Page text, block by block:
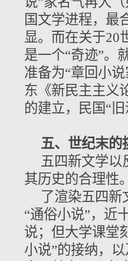
国文学进程，最
显。而在关于20
是一个“奇迹”。
准备为“章回小
东《新民主主义
的建立，民国“
五、世纪末的
五四新文学以
其历史的合理性
了渲染五四新
“通俗小说”，近
说；但大学课堂
小说”的接纳，